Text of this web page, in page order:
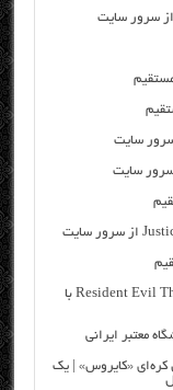
دانلود رایگان فیلم خارجی Resident Evil The Final Chapter 2017 با
کره‌ای «کایروس» | یک